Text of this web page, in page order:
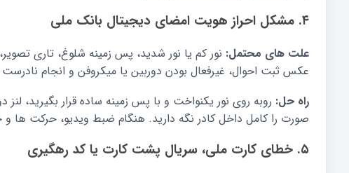
۴. مشکل احراز هویت امضای دیجیتال بانک ملی
علت های محتمل: نور کم یا نور شدید، پس زمینه شلوغ، تاری
عکس ثبت احوال، غیرفعال بودن دوربین یا میکروفن و انجام
راه حل: روبه روی نور یکنواخت و با پس زمینه ساده قرار بگیرید،
صورت را کامل داخل کادر نگه دارید. هنگام ضبط ویدیو، حرکت ها
۵. خطای کارت ملی، سریال پشت کارت یا کد رهگیری